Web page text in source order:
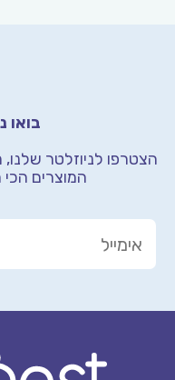
בואו
הצטרפו לניוזלטר שלנו,
המוצרים